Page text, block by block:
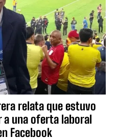
relata que estuvo
una oferta laboral
Facebook